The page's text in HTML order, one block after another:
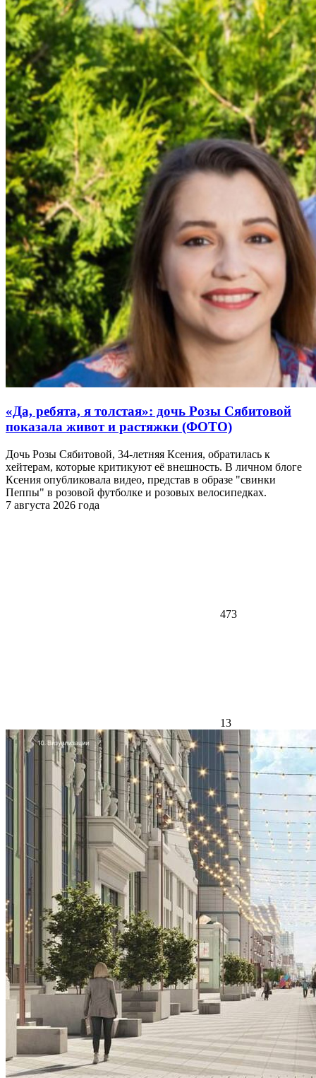
«Да, ребята, я толстая»: дочь Розы Сябитовой
показала живот и растяжки (ФОТО)
Дочь Розы Сябитовой, 34-летняя Ксения, обратилась к
хейтерам, которые критикуют её внешность. В личном блоге
Ксения опубликовала видео, представ в образе "свинки
Пеппы" в розовой футболке и розовых велосипедках.
7 августа 2026 года
473
13